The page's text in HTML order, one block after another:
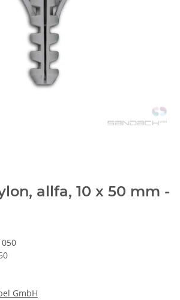
allfa, 10 x 50 mm -
GmbH